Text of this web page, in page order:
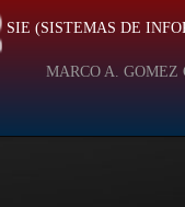
SIE (SISTEMAS DE
MARCO A. GOMEZ